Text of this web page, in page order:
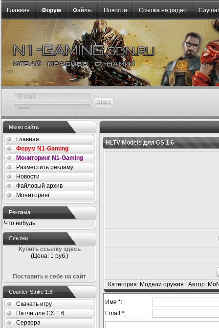
Главная Форум Файлы Новости Ссылка на радио
Меню сайта
Главная
Форум N1-Gaming
Мониторинг N1-Gaming
Разместить рекламу
Новости
Файловый архив
Мониторинг
Реклама
Что нибудь
Ссылки
Купить ссылку здесь
(Цена: 1 руб.)
Поставить к себе на сайт
Counter-Strike 1.6
Скачать игру
Патчи для CS 1.6
Сервера
HLTV Models для CS 1.6
Категория: Модели оружия | Автор:
Имя *:
Email *: